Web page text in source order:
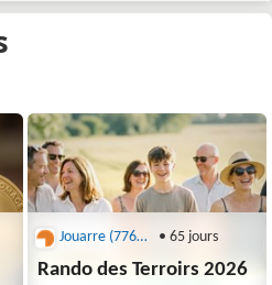
Jouarre (77640) - office de tourisme • 65 jours
Rando des Terroirs 2026